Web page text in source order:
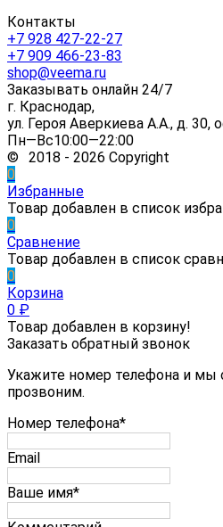
Контакты
+7 928 427-22-27
+7 909 466-23-83
shop@veema.ru
Заказывать онлайн 24/7
г. Краснодар,
ул. Героя Аверкиева А.А., д. 30,
Пн—Вс10:00—22:00
© 2018 - 2026 Copyright
0
Избранные
Товар добавлен в список
0
Сравнение
Товар добавлен в список
0
Корзина
0 ₽
Товар добавлен в корзину!
Заказать обратный звонок
Укажите номер телефона и мы
прозвоним.
Номер телефона*
Email
Ваше имя*